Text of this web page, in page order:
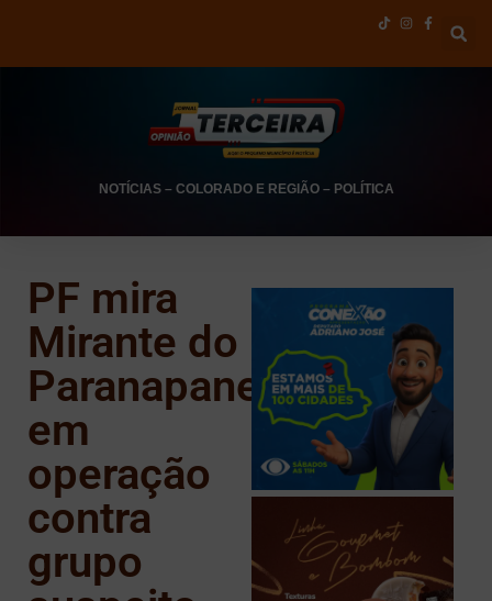
NOTÍCIAS– COLORADO E REGIÃO– POLÍTICA
PF mira
Mirante do
Paranapanema
em
operação
contra
grupo